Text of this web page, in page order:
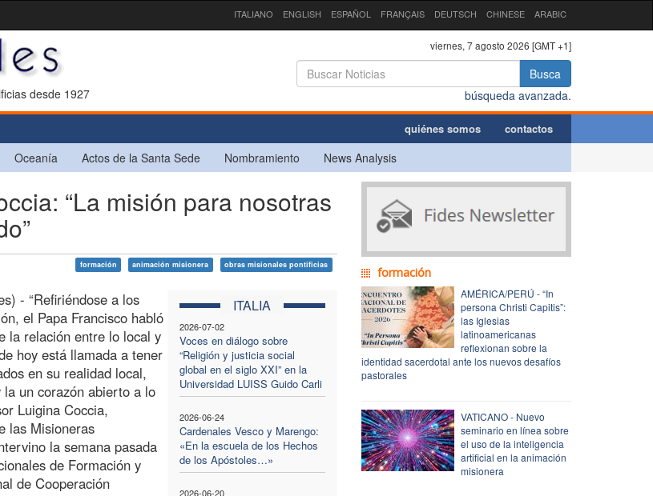
ITALIANO ENGLISH ESPAÑOL FRANÇAIS DEUTSCH CHINESE ARABIC
desde 1927
viernes, 7 agosto 2026 [GMT +1]
Busca
búsqueda avanzada.
quiénes somos contactos
Oceanía Actos de la Santa Sede Nombramiento News Analysis
“La misión para nosotras
formación animación misionera obras misionales pontificias
ITALIA
2026-07-02
Voces en diálogo sobre
“Religión y justicia social
global en el siglo XXI” en la
Universidad LUISS Guido Carli
2026-06-24
Cardenales Vesco y Marengo:
«En la escuela de los Hechos
de los Apóstoles…»
2026-06-20
- “Refiriéndose a los
el Papa Francisco habló
la relación entre lo local y
hoy está llamada a tener
en su realidad local,
un corazón abierto a lo
Luigina Coccia,
las Misioneras
la semana pasada
de Formación y
de Cooperación
formación
AMÉRICA/PERÚ - “In
persona Christi Capitis”:
las Iglesias
latinoamericanas
reflexionan sobre la
identidad sacerdotal ante los nuevos desafíos
pastorales
VATICANO - Nuevo
seminario en línea sobre
el uso de la inteligencia
artificial en la animación
misionera